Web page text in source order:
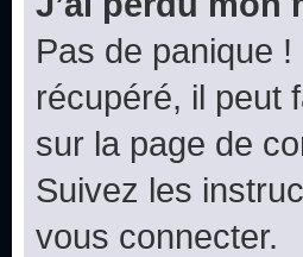
Pas de panique
récupéré, il peut
sur la page de
Suivez les
vous connecter.